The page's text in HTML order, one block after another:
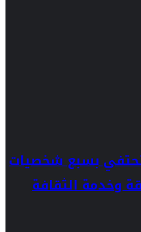
بسبع شخصيات
وخدمة الثقافة